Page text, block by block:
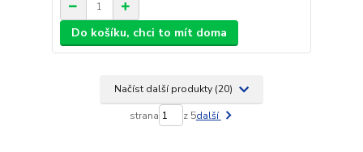
Do košíku, chci to mít doma
Načíst další produkty (20)
strana z 5další